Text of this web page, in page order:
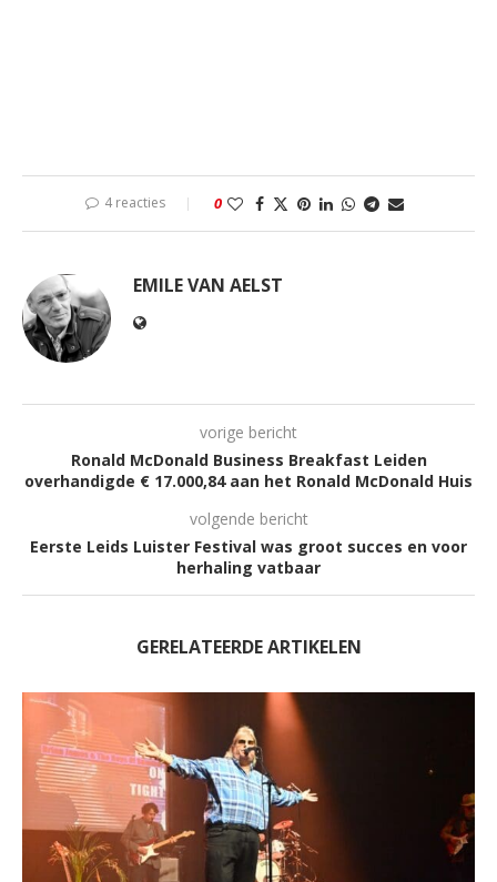
4 reacties 0
EMILE VAN AELST
vorige bericht
Ronald McDonald Business Breakfast Leiden
overhandigde € 17.000,84 aan het Ronald McDonald Huis
volgende bericht
Eerste Leids Luister Festival was groot succes en voor
herhaling vatbaar
GERELATEERDE ARTIKELEN